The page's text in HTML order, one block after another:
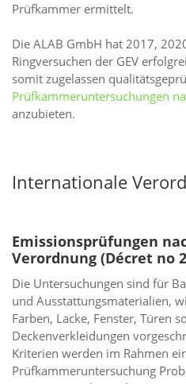
Prüfkammer ermittelt.
Die ALAB GmbH hat 2017,
Ringversuchen der GEV
somit zugelassen
Prüfkammeruntersuchungen
anzubieten.
Internationale
Emissionsprüfungen
Verordnung (Décret no
Die Untersuchungen sind für
und Ausstattungsmaterialien,
Farben, Lacke, Fenster, Türen
Deckenverkleidungen
Kriterien werden im Rahmen
Prüfkammeruntersuchung